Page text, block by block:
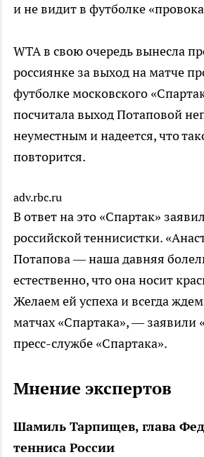
и не видит в футболке
WTA в свою очередь вынесла
россиянке за выход на матче
футболке московского
посчитала выход Потаповой
неуместным и надеется, что
повторится.
adv.rbc.ru
В ответ на это «Спартак»
российской теннисистки.
Потапова — наша давняя
естественно, что она носит
Желаем ей успеха и всегда
матчах «Спартака», — заявили
пресс-службе «Спартака».
Мнение экспертов
Шамиль Тарпищев, глава
тенниса России